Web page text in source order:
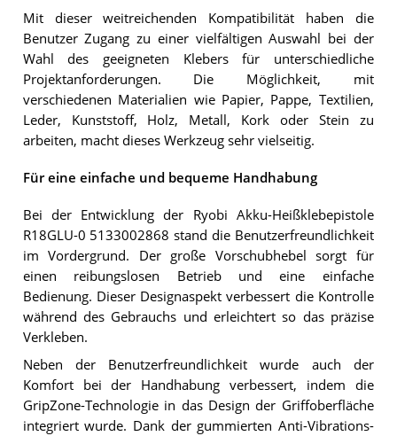
Mit dieser weitreichenden Kompatibilität haben die
Benutzer Zugang zu einer vielfältigen Auswahl bei der
Wahl des geeigneten Klebers für unterschiedliche
Projektanforderungen. Die Möglichkeit, mit
verschiedenen Materialien wie Papier, Pappe, Textilien,
Leder, Kunststoff, Holz, Metall, Kork oder Stein zu
arbeiten, macht dieses Werkzeug sehr vielseitig.
Für eine einfache und bequeme Handhabung
Bei der Entwicklung der Ryobi Akku-Heißklebepistole
R18GLU-0 5133002868 stand die Benutzerfreundlichkeit
im Vordergrund. Der große Vorschubhebel sorgt für
einen reibungslosen Betrieb und eine einfache
Bedienung. Dieser Designaspekt verbessert die Kontrolle
während des Gebrauchs und erleichtert so das präzise
Verkleben.
Neben der Benutzerfreundlichkeit wurde auch der
Komfort bei der Handhabung verbessert, indem die
GripZone-Technologie in das Design der Griffoberfläche
integriert wurde. Dank der gummierten Anti-Vibrations-